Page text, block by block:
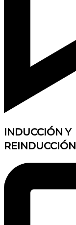
INDUCCIÓN Y
REINDUCCIÓN